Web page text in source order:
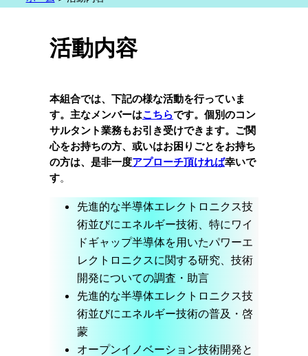
活動内容
本組合では、下記の様な活動を行っていま
す。主なメンバーはこちらです。個別のコン
サルタント業務もお引き受けできます。ご関
心をお持ちの方、或いはお困りごとをお持ち
の方は、是非一度アプローチ頂ければ幸いで
す。
先進的な半導体エレクトロニクス技
術並びにエネルギー技術、特にワイ
ドギャップ半導体を用いたパワーエ
レクトロニクスに関する研究、技術
開発についての調査・助言
先進的な半導体エレクトロニクス技
術並びにエネルギー技術の普及・啓
蒙
オープンイノベーション技術開発と